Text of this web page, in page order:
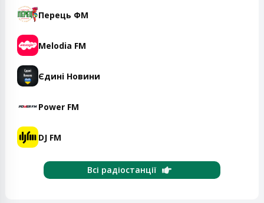
Перець ФМ
Melodia FM
Єдині Новини
Power FM
DJ FM
Всі радіостанції